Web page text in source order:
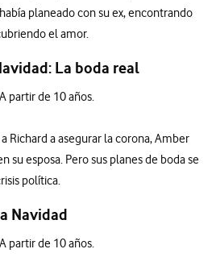
planeado con su ex, encontrando
el amor.
La boda real
partir de 10 años.
Richard a asegurar la corona, Amber
su esposa. Pero sus planes de boda se
política.
Navidad
partir de 10 años.